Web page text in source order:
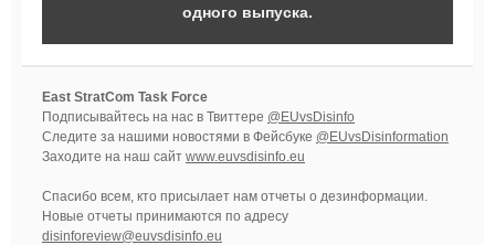
одного выпуска.
East StratCom Task Force
Подписывайтесь на нас в Твиттере @EUvsDisinfo
Следите за нашими новостями в Фейсбуке @EUvsDisinformation
Заходите на наш сайт www.euvsdisinfo.eu
Спасибо всем, кто присылает нам отчеты о дезинформации.
Новые отчеты принимаются по адресу
disinforeview@euvsdisinfo.eu